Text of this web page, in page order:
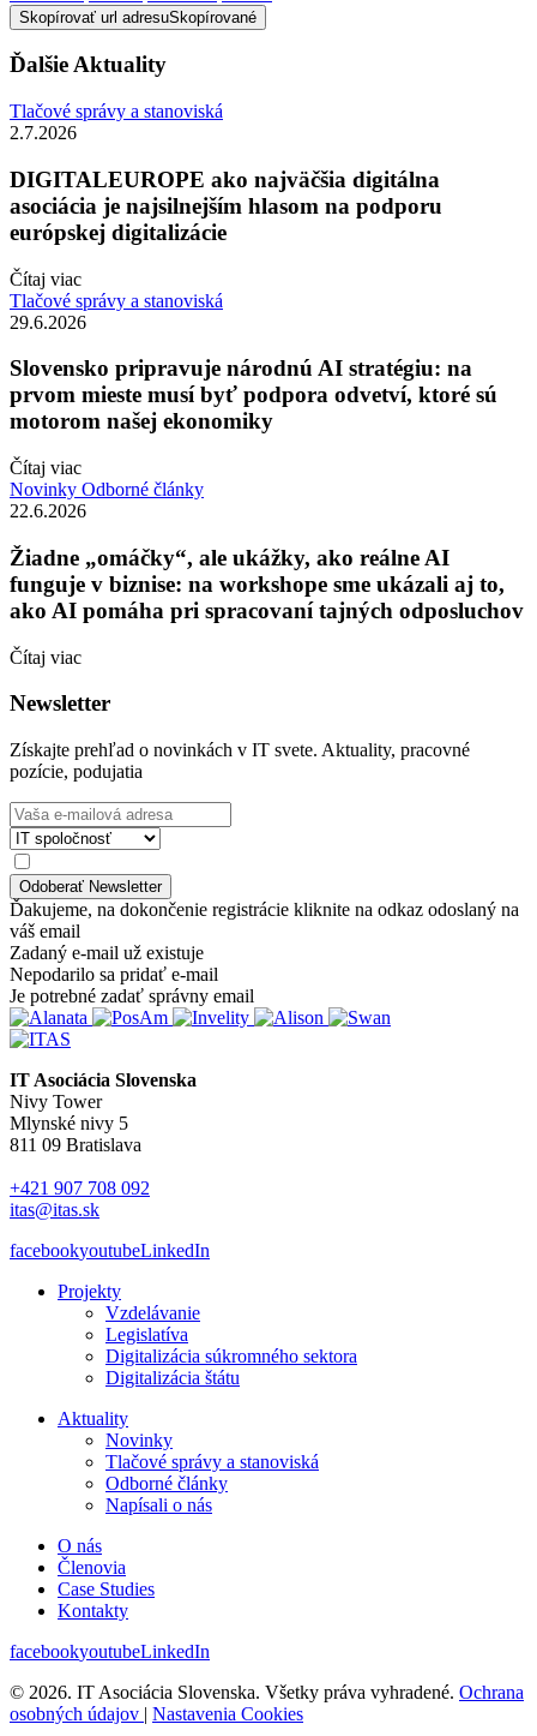
Skopírovať url adresuSkopírované
Ďalšie Aktuality
Tlačové správy a stanoviská
2.7.2026
DIGITALEUROPE ako najväčšia digitálna
asociácia je najsilnejším hlasom na podporu
európskej digitalizácie
Čítaj viac
Tlačové správy a stanoviská
29.6.2026
Slovensko pripravuje národnú AI stratégiu: na
prvom mieste musí byť podpora odvetví, ktoré sú
motorom našej ekonomiky
Čítaj viac
Novinky Odborné články
22.6.2026
Žiadne „omáčky“, ale ukážky, ako reálne AI
funguje v biznise: na workshope sme ukázali aj to,
ako AI pomáha pri spracovaní tajných odposluchov
Čítaj viac
Newsletter
Získajte prehľad o novinkách v IT svete. Aktuality, pracovné
pozície, podujatia
Ďakujeme, na dokončenie registrácie kliknite na odkaz odoslaný na
váš email
Zadaný e-mail už existuje
Nepodarilo sa pridať e-mail
Je potrebné zadať správny email
IT Asociácia Slovenska
Nivy Tower
Mlynské nivy 5
811 09 Bratislava
+421 907 708 092
itas@itas.sk
facebookyoutubeLinkedIn
Projekty
Vzdelávanie
Legislatíva
Digitalizácia súkromného sektora
Digitalizácia štátu
Aktuality
Novinky
Tlačové správy a stanoviská
Odborné články
Napísali o nás
O nás
Členovia
Case Studies
Kontakty
facebookyoutubeLinkedIn
© 2026. IT Asociácia Slovenska. Všetky práva vyhradené. Ochrana
osobných údajov | Nastavenia Cookies